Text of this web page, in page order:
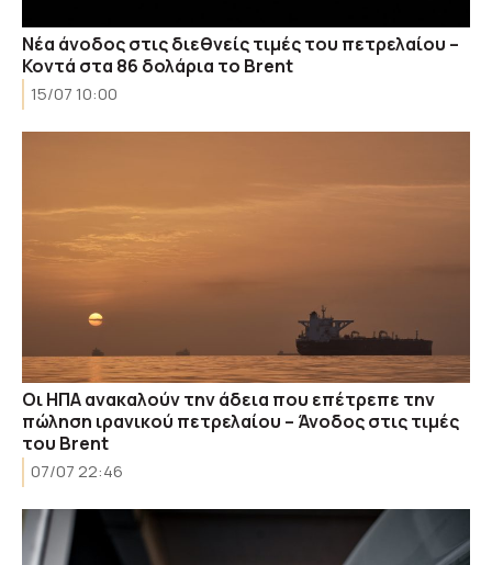
Νέα άνοδος στις διεθνείς τιμές του πετρελαίου –
Κοντά στα 86 δολάρια το Brent
15/07 10:00
Οι ΗΠΑ ανακαλούν την άδεια που επέτρεπε την
πώληση ιρανικού πετρελαίου – Άνοδος στις τιμές
του Brent
07/07 22:46